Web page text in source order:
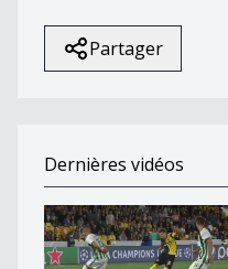
Partager
Dernières vidéos
Le FC Schoenberg en